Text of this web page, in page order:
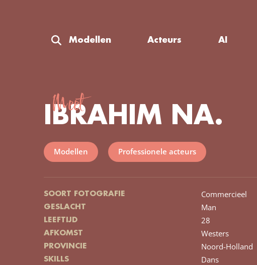
Modellen Acteurs AI
Meet
IBRAHIM NA.
Modellen Professionele acteurs
SOORT FOTOGRAFIE Commercieel
GESLACHT Man
LEEFTIJD 28
AFKOMST Westers
PROVINCIE Noord-Holland
SKILLS Dans